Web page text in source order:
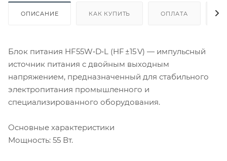
ОПИСАНИЕ КАК КУПИТЬ ОПЛАТА
Блок питания HF55W‑D‑L (HF ±15 V) — импульсный
источник питания с двойным выходным
напряжением, предназначенный для стабильного
электропитания промышленного и
специализированного оборудования.
Основные характеристики
Мощность: 55 Вт.